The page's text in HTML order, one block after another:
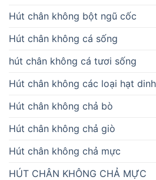
Hút chân không bột ngũ cốc
Hút chân không cá sống
hút chân không cá tươi sống
Hút chân không các loại hạt
Hút chân không chả bò
Hút chân không chả giò
Hút chân không chả mực
HÚT CHÂN KHÔNG CHẢ MỰC